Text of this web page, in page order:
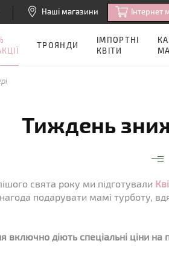
Наші магазини Iнтернет
ТРОЯНДИ
ІМПОРТНІ
КВІТИ
Тиждень
свята року ми підготували
подарувати мамі турботу,
включно діють спеціальні ціни